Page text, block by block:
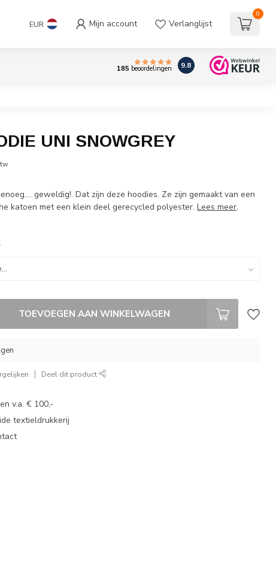
EUR Mijn account Verlanglijst
0
185 beoordelingen 9.8
UNI SNOWGREY
geweldig!. Dat zijn deze hoodies. Ze zijn gemaakt van een
katoen met een klein deel gerecycled polyester.Lees meer.
TOEVOEGEN AAN WINKELWAGEN
Deel dit product
v.a. € 100,-
textieldrukkerij